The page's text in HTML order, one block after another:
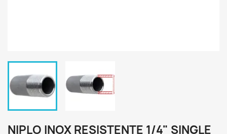
NIPLO INOX RESISTENTE 1/4" SINGLE